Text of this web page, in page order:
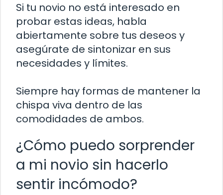
Si tu novio no está interesado en
probar estas ideas, habla
abiertamente sobre tus deseos y
asegúrate de sintonizar en sus
necesidades y límites.
Siempre hay formas de mantener la
chispa viva dentro de las
comodidades de ambos.
¿Cómo puedo sorprender
a mi novio sin hacerlo
sentir incómodo?